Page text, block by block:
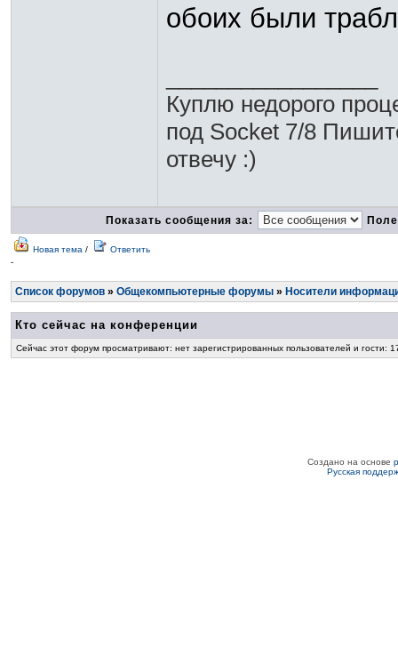
обоих были
Куплю недорого
под Socket 7/8
отвечу :)
Показать сообщения за:
Новая тема /
Ответить
-
Список форумов » Общекомпьютерные форумы » Носители
Кто сейчас на конференции
Сейчас этот форум просматривают: нет зарегистрированных пользователей и гости:
Создано на основе
Русская